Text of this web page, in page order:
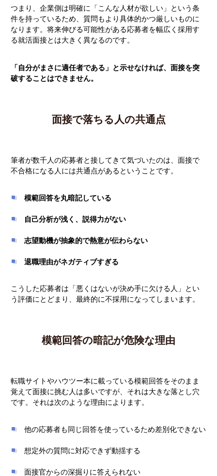
つまり、企業側は明確に「こんな人材が欲しい」という条
件を持っているため、質問もより具体的かつ厳しいものに
なります。将来伸びる可能性がある応募者を幅広く採用す
る就活面接とは大きく異なるのです。
「自分がまさに適任者である」と示せなければ、面接を突
破することはできません。
面接で落ちる人の共通点
筆者が数千人の応募者と接してきて気づいたのは、面接で
不合格になる人には共通点があるということです。
模範回答を丸暗記している
自己分析が浅く、説得力がない
志望動機が抽象的で熱意が伝わらない
退職理由がネガティブすぎる
こうした応募者は「悪くはないが決め手に欠ける人」とい
う評価にとどまり、最終的に不採用になってしまいます。
模範回答の暗記が危険な理由
転職サイトやハウツー本に載っている模範回答をそのまま
覚えて面接に挑む人は多いですが、それは大きな落とし穴
です。それは次のような理由によります。
他の応募者も同じ回答を使っているため差別化できない
想定外の質問に対応できず動揺する
面接官からの深掘りに答えられない